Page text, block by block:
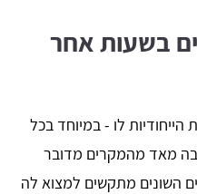
בשעות אחר
לו - במיוחד בכל
מאד מהמקרים מדובר
השונים מתקשים למצוא לה